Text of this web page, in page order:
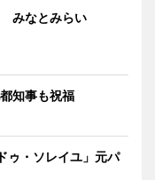
みなとみらい
知事も祝福
・ソレイユ」元パ